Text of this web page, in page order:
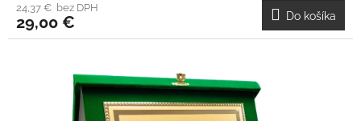
24,37 € bez DPH
29,00 € Do košíka